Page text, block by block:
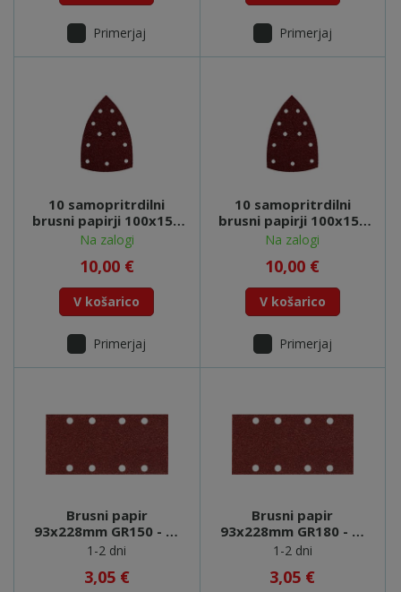
Primerjaj Primerjaj
10 samopritrdilni
brusni papirji 100x150
mm,P 80 - 625605000
Na zalogi
10,00 €
V košarico
Primerjaj
10 samopritrdilni
brusni papirji 100x150
mm,P 120,les,FMS -
625607000
Na zalogi
10,00 €
V košarico
Primerjaj
Brusni papir
93x228mm GR150 - P-
36027
1-2 dni
3,05 €
Brusni papir
93x228mm GR180 - P-
36033
1-2 dni
3,05 €